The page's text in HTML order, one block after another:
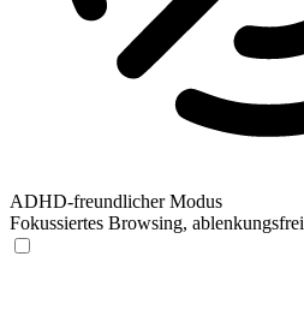
ADHD-freundlicher Modus
Fokussiertes Browsing, ablenkungsfrei